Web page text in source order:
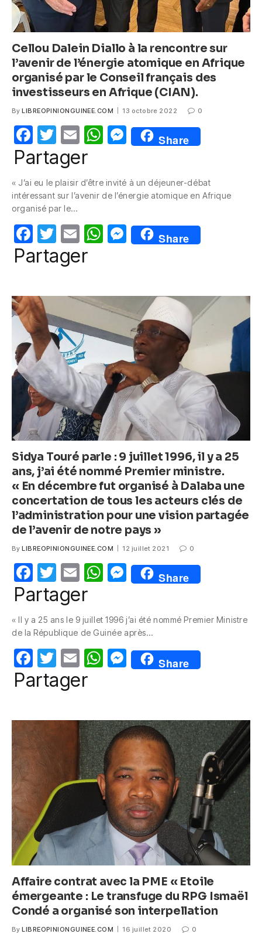
Cellou Dalein Diallo à la rencontre sur
l’avenir de l’énergie atomique en Afrique
organisé par le Conseil français des
investisseurs en Afrique (CIAN).
By LIBREOPINIONGUINEE.COM 13 octobre 2022 0
F
a
e
b
o
o
k
T
w
itt
er
E
m
W
s
p
p
M
e
e
g
er
Share
Partager
« J’ai eu le plaisir d’être invité à un déjeuner-débat
intéressant sur l’avenir de l’énergie atomique en Afrique
organisé par le…
F
a
b
o
o
k
T
w
itt
E
m
W
A
p
p
M
e
n
g
er
Share
Partager
Sidya Touré parle : 9 juillet 1996, il y a 25
ans, j’ai été nommé Premier ministre.
« En décembre fut organisé à Dalaba une
concertation de tous les acteurs clés de
l’administration pour une vision partagée
de l’avenir de notre pays »
By LIBREOPINIONGUINEE.COM 12 juillet 2021 0
F
a
e
b
o
o
T
w
itt
er
E
m
W
s
A
p
M
e
e
n
g
Share
Partager
« Il y a 25 ans le 9 juillet 1996 j’ai été nommé Premier Ministre
de la République de Guinée après…
F
a
e
b
o
o
k
T
w
itt
er
E
m
W
s
A
p
p
M
e
e
n
g
er
Share
Partager
Affaire contrat avec la PME « Etoile
émergeante : Le transfuge du RPG Ismaël
Condé a organisé son interpellation
By LIBREOPINIONGUINEE.COM 16 juillet 2020 0